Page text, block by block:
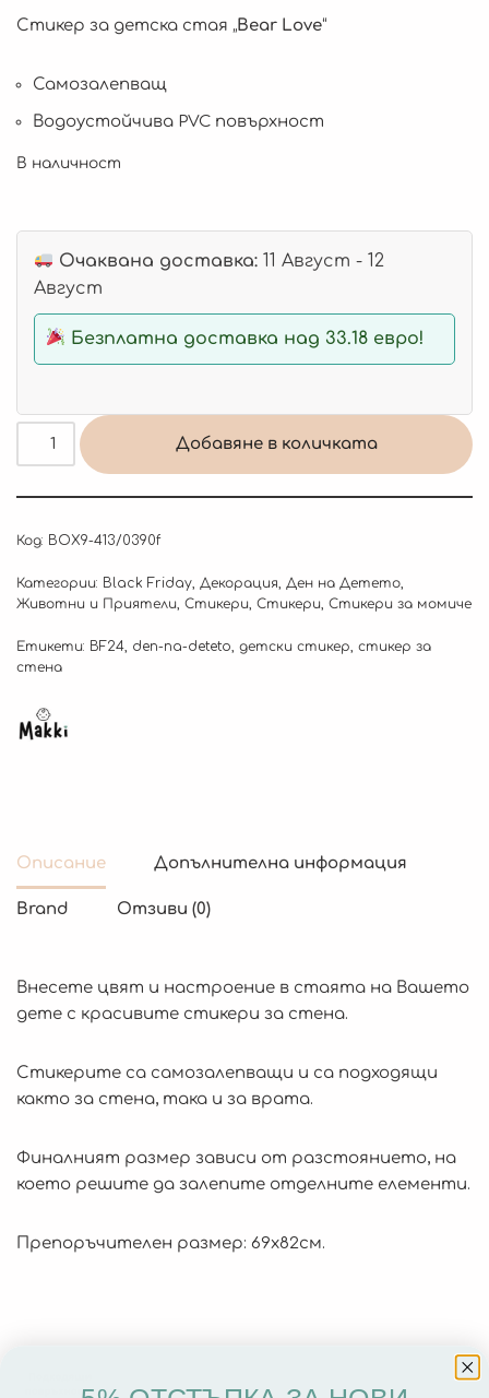
Стикер за детска стая „Bear Love“
Самозалепващ
Водоустойчива PVC повърхност
В наличност
Очаквана доставка: 11 Август - 12
Август
Безплатна доставка над 33.18 евро!
Добавяне в количката
Код: BOX9-413/0390f
Категории: Black Friday Декорация Ден на Детето
Животни и Приятели Стикери Стикери Стикери за момиче
Етикети: BF24 den-na-deteto детски стикер стикер за
стена
Описание Допълнителна информация
Brand Отзиви (0)
Внесете цвят и настроение в стаята на Вашето
дете с красивите стикери за стена.
Стикерите са самозалепващи и са подходящи
както за стена, така и за врата.
Финалният размер зависи от разстоянието, на
което решите да залепите отделните елементи.
Препоръчителен размер: 69х82см.